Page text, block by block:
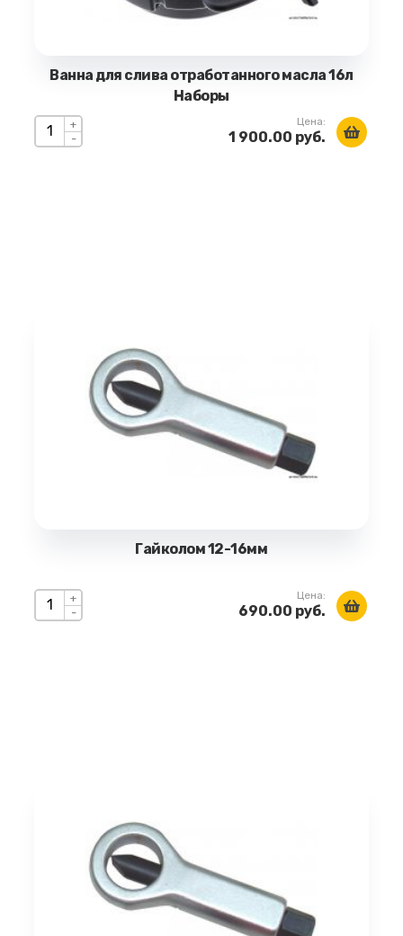
Ванна для слива отработанного масла 16л
Наборы
+
-
Цена:
1 900.00 руб.
Гайколом 12-16мм
+
-
Цена:
690.00 руб.